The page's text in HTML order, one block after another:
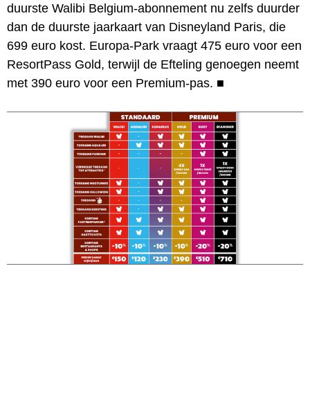
duurste Walibi Belgium-abonnement nu zelfs duurder
dan de duurste jaarkaart van Disneyland Paris, die
699 euro kost. Europa-Park vraagt 475 euro voor een
ResortPass Gold, terwijl de Efteling genoegen neemt
met 390 euro voor een Premium-pas. ■